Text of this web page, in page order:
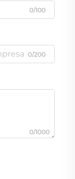
0/100
0/200
0/1000